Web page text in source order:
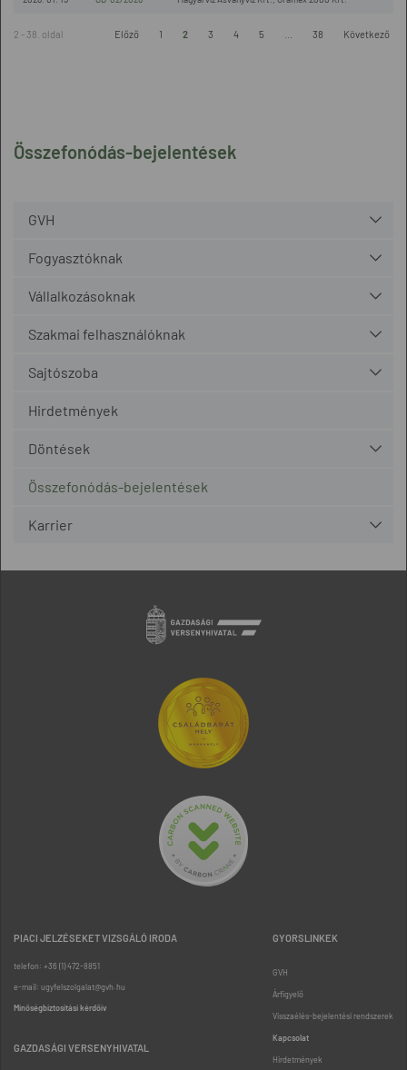
Összefonódás-bejelentések
GVH
Fogyasztóknak
Vállalkozásoknak
Szakmai felhasználóknak
Sajtószoba
Hirdetmények
Döntések
Összefonódás-bejelentések
Karrier
2 - 38. oldal Előző 1 2 3 4 5 38 Következő
PIACI JELZÉSEKET VIZSGÁLÓ IRODA
telefon: +36 (1) 472-8851
e-mail: ugyfelszolgalat@gvh.hu
Minőségbiztosítási kérdőív
GAZDASÁGI VERSENYHIVATAL
GYORSLINKEK
GVH
Árfigyelő
Visszaélés-bejelentési rendszerek
Kapcsolat
Hirdetmények